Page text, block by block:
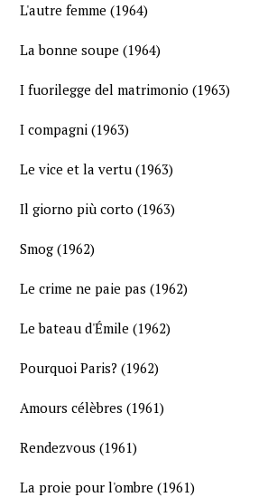
L'autre femme (1964)
La bonne soupe (1964)
I fuorilegge del matrimonio (1963)
I compagni (1963)
Le vice et la vertu (1963)
Il giorno più corto (1963)
Smog (1962)
Le crime ne paie pas (1962)
Le bateau d'Émile (1962)
Pourquoi Paris? (1962)
Amours célèbres (1961)
Rendezvous (1961)
La proie pour l'ombre (1961)